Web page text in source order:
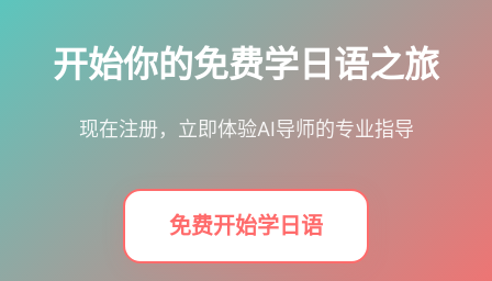
开始你的免费学日语之旅
现在注册，立即体验AI导师的专业指导
免费开始学日语